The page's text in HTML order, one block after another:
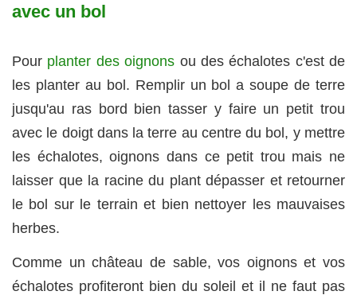
avec un bol
Pour planter des oignons ou des échalotes c'est de
les planter au bol. Remplir un bol a soupe de terre
jusqu'au ras bord bien tasser y faire un petit trou
avec le doigt dans la terre au centre du bol, y mettre
les échalotes, oignons dans ce petit trou mais ne
laisser que la racine du plant dépasser et retourner
le bol sur le terrain et bien nettoyer les mauvaises
herbes.
Comme un château de sable, vos oignons et vos
échalotes profiteront bien du soleil et il ne faut pas